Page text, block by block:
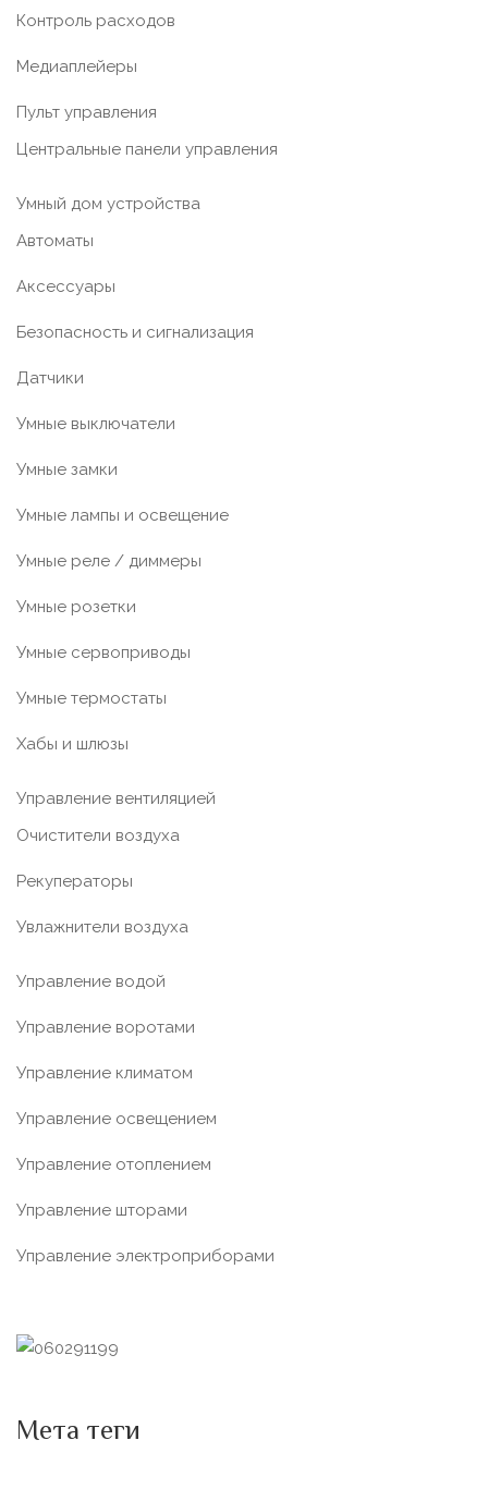
Контроль расходов
Медиаплейеры
Пульт управления
Центральные панели управления
Умный дом устройства
Автоматы
Аксессуары
Безопасность и сигнализация
Датчики
Умные выключатели
Умные замки
Умные лампы и освещение
Умные реле / диммеры
Умные розетки
Умные сервоприводы
Умные термостаты
Хабы и шлюзы
Управление вентиляцией
Очистители воздуха
Рекуператоры
Увлажнители воздуха
Управление водой
Управление воротами
Управление климатом
Управление освещением
Управление отоплением
Управление шторами
Управление электроприборами
Мета теги